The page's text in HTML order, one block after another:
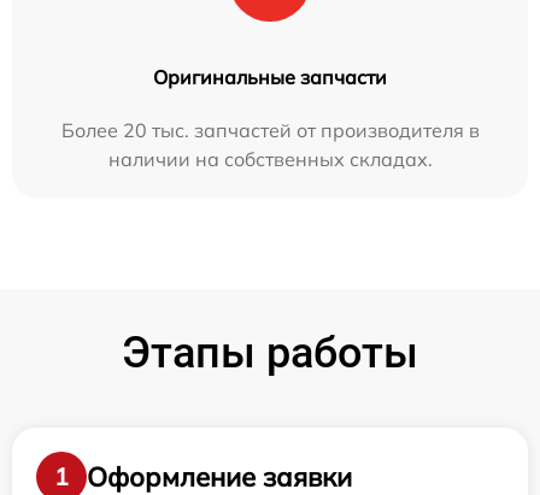
Оригинальные запчасти
Более 20 тыс. запчастей от производителя в
наличии на собственных складах.
Этапы работы
1
Оформление заявки